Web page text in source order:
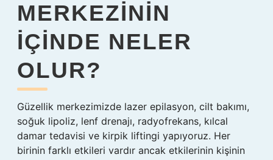
MERKEZININ
IÇINDE NELER
OLUR?
Güzellik merkezimizde lazer epilasyon, cilt bakımı,
soğuk lipoliz, lenf drenajı, radyofrekans, kılcal
damar tedavisi ve kirpik liftingi yapıyoruz. Her
birinin farklı etkileri vardır ancak etkilerinin kişinin